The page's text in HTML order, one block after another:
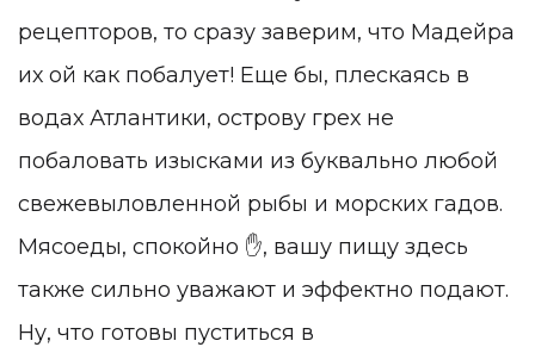
рецепторов, то сразу заверим, что Мадейра
их ой как побалует! Еще бы, плескаясь в
водах Атлантики, острову грех не
побаловать изысками из буквально любой
свежевыловленной рыбы и морских гадов.
Мясоеды, спокойно ✋, вашу пищу здесь
также сильно уважают и эффектно подают.
Ну, что готовы пуститься в